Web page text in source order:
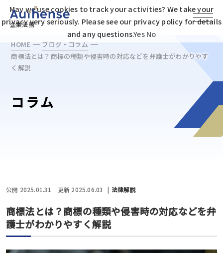
企業法務
HOME
ブログ・コラム
商標法とは？商標の種類や侵害時の対応などを弁護士がわかりやす
く解説
コラム
公開 2025.01.31 更新 2025.06.03 法律解説
商標法とは？商標の種類や侵害時の対応などを弁
護士がわかりやすく解説
May we use cookies to track your activities? We take your
privacy very seriously. Please see our privacy policy for details
and any questions.Yes No